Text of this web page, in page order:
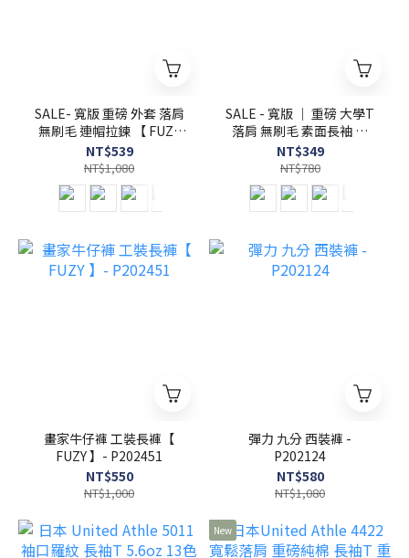
SALE- 寬版 重磅 外套 落肩
無刷毛 連帽拉鍊 【 FUZY
】- A201665
NT$539
NT$1,080
SALE - 寬版 ｜ 重磅 大學T
落肩 無刷毛 素面長袖 【
FUZY 】- A201673
NT$349
NT$780
畫家牛仔褲 工裝長褲【
FUZY 】- P202451
NT$550
NT$1,000
彈力 九分 西裝褲 -
P202124
NT$580
NT$1,080
New